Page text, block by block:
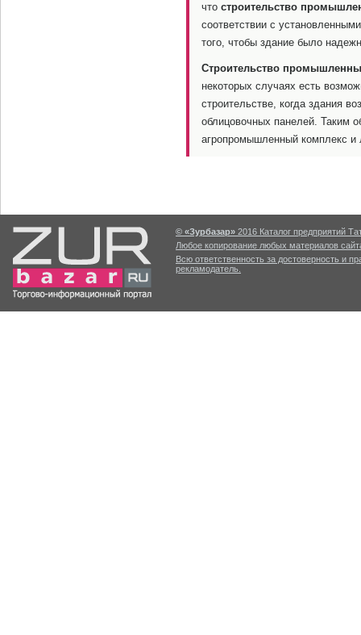
что строительство
соответствии с
того, чтобы здание было
Строительство
некоторых случаях есть
строительстве, когда здания
облицовочных панелей. Таким
агропромышленный комплекс и
© «Зурбазар» 2016 Каталог предприятий
Любое копирование любых материалов
Всю ответственность за достоверность и
рекламодатель.